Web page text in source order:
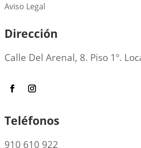
Aviso Legal
Dirección
Calle Del Arenal, 8. Piso 1º.
Teléfonos
910 610 922